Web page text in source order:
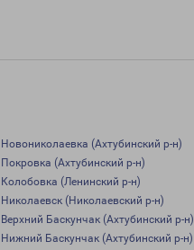
Новониколаевка (Ахтубинский р-н)
Покровка (Ахтубинский р-н)
Колобовка (Ленинский р-н)
Николаевск (Николаевский р-н)
Верхний Баскунчак (Ахтубинский р-н)
Нижний Баскунчак (Ахтубинский р-н)